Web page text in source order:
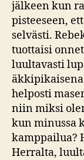
jälkeen kun
pisteeseen,
selvästi.
tuottaisi
luultavasti
äkkipikaisena
helposti
niin miksi
kun minussa
kamppailua?
Herralta,